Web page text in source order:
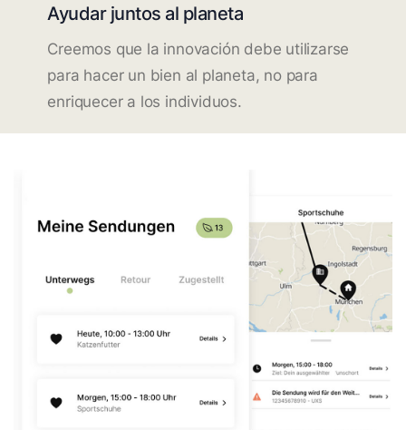
Ayudar juntos al planeta
Creemos que la innovación debe utilizarse
para hacer un bien al planeta, no para
enriquecer a los individuos.